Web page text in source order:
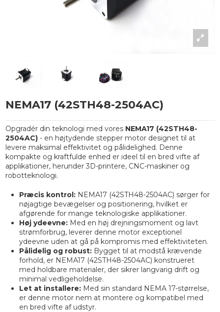
NEMA17 (42STH48-2504AC)
Opgradér din teknologi med vores NEMA17 (42STH48-
2504AC)- en højtydende stepper motor designet til at
levere maksimal effektivitet og pålidelighed. Denne
kompakte og kraftfulde enhed er ideel til en bred vifte af
applikationer, herunder 3D-printere, CNC-maskiner og
robotteknologi.
Præcis kontrol:NEMA17 (42STH48-2504AC) sørger for
nøjagtige bevægelser og positionering, hvilket er
afgørende for mange teknologiske applikationer.
Høj ydeevne:Med en høj drejningsmoment og lavt
strømforbrug, leverer denne motor exceptionel
ydeevne uden at gå på kompromis med effektiviteten.
Pålidelig og robust:Bygget til at modstå krævende
forhold, er NEMA17 (42STH48-2504AC) konstrueret
med holdbare materialer, der sikrer langvarig drift og
minimal vedligeholdelse.
Let at installere:Med sin standard NEMA 17-størrelse,
er denne motor nem at montere og kompatibel med
en bred vifte af udstyr.